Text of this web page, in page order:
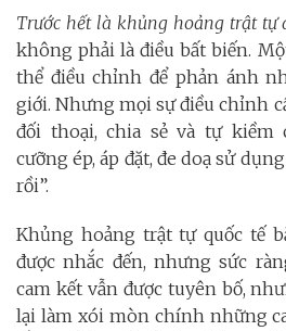
Trước hết là khủng hoảng trật tự
không phải là điều bất biến.
thể điều chỉnh để phản ánh
giới. Nhưng mọi sự điều chỉnh
đối thoại, chia sẻ và tự kiềm
cưỡng ép, áp đặt, đe doạ sử
rồi”.
Khủng hoảng trật tự quốc tế
được nhắc đến, nhưng sức
cam kết vẫn được tuyên bố,
lại làm xói mòn chính những